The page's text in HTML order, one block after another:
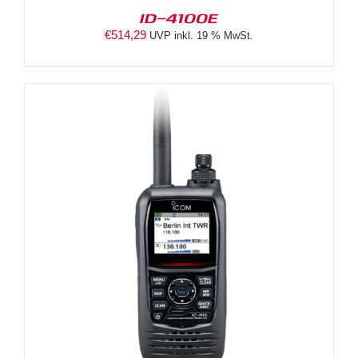
ID-4100E
€514,29 UVP inkl. 19 % MwSt.